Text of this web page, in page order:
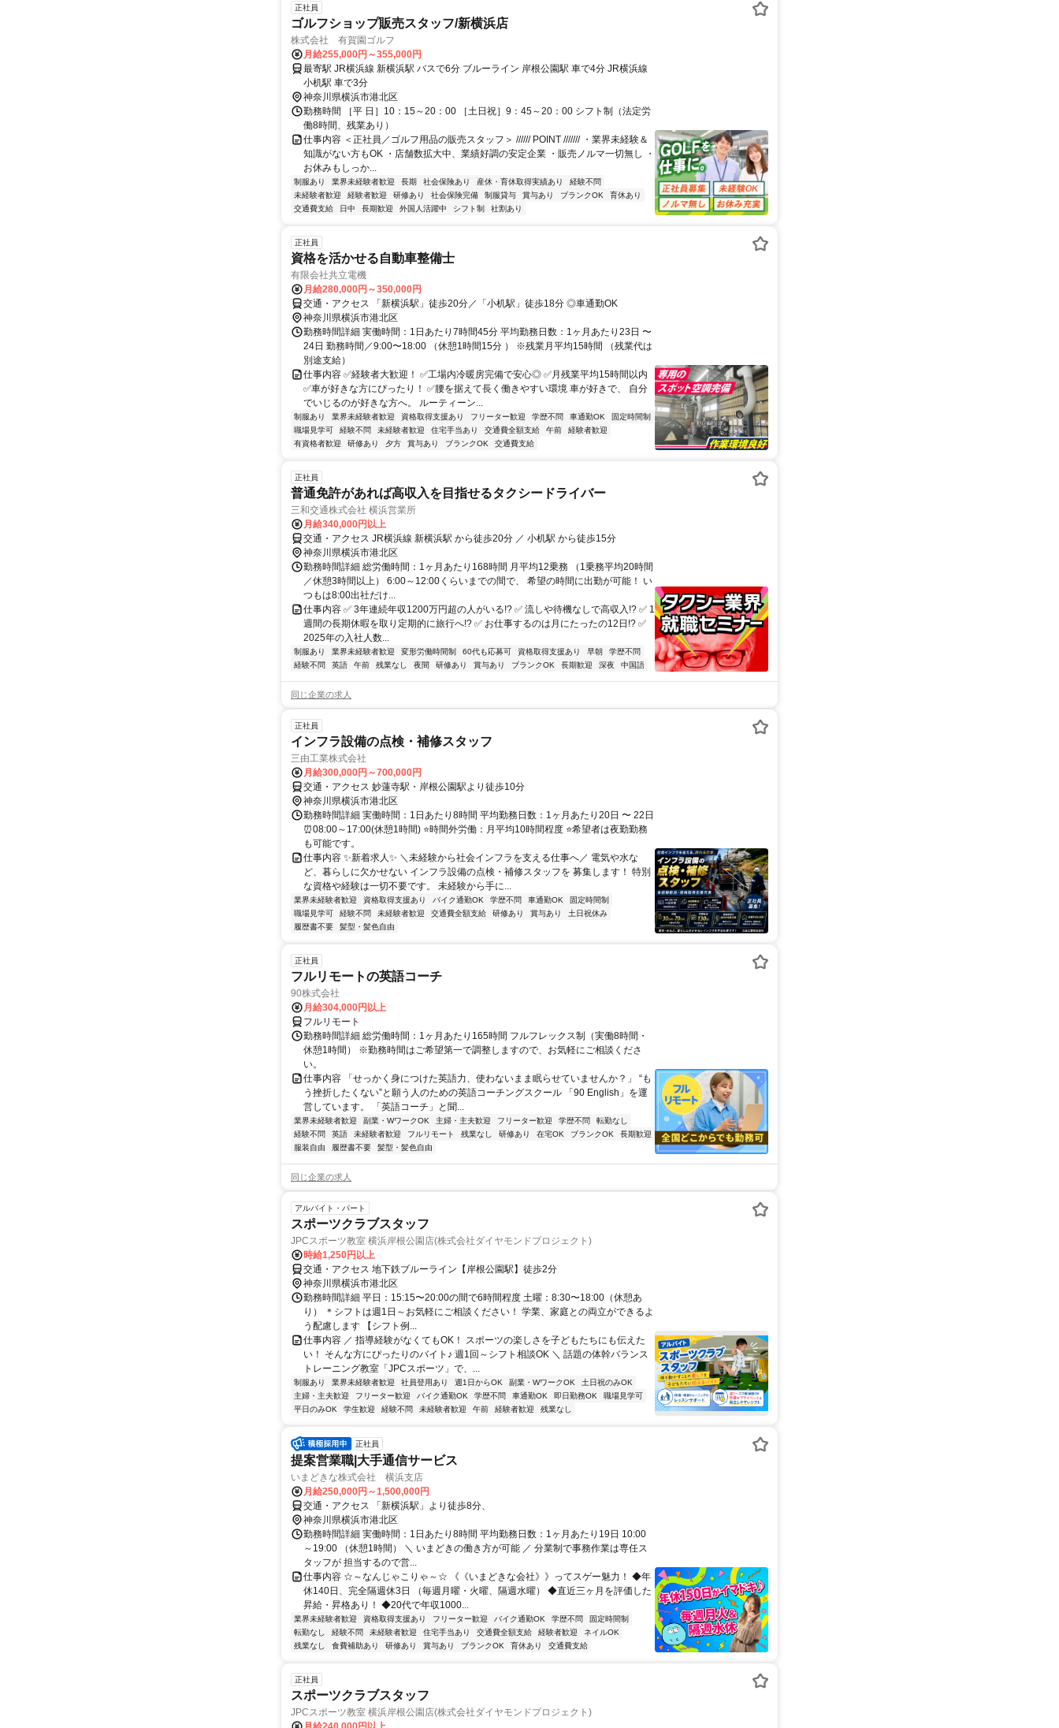
正社員
ゴルフショップ販売スタッフ/新横浜店
株式会社 有賀園ゴルフ
月給255,000円～355,000円
最寄駅 JR横浜線 新横浜駅 バスで6分 ブルーライン 岸根公園駅 車で4分 JR横浜線
小机駅 車で3分
神奈川県横浜市港北区
勤務時間 ［平 日］10：15～20：00 ［土日祝］9：45～20：00 シフト制（法定労
働8時間、残業あり）
仕事内容 ＜正社員／ゴルフ用品の販売スタッフ＞ ////// POINT /////// ・業界未経験＆
知識がない方もOK ・店舗数拡大中、業績好調の安定企業 ・販売ノルマ一切無し ・
お休みもしっか...
制服あり 業界未経験者歓迎 長期 社会保険あり 産休・育休取得実績あり
経験不問
未経験者歓迎
経験者歓迎 研修あり 社会保険完備 制服貸与 賞与あり ブランクOK
育休あり
交通費支給
日中 長期歓迎 外国人活躍中 シフト制 社割あり
正社員
資格を活かせる自動車整備士
有限会社共立電機
月給280,000円～350,000円
交通・アクセス 「新横浜駅」徒歩20分／「⼩机駅」徒歩18分 ◎車通勤OK
神奈川県横浜市港北区
勤務時間詳細 実働時間：1日あたり7時間45分 平均勤務日数：1ヶ月あたり23日 〜
24日 勤務時間／9:00〜18:00 （休憩1時間15分 ） ※残業⽉平均15時間 （残業代は
別途⽀給）
仕事内容 ✅経験者大歓迎！ ✅工場内冷暖房完備で安心◎ ✅月残業平均15時間以内
✅車が好きな方にぴったり！ ✅腰を据えて長く働きやすい環境 車が好きで、 自分
でいじるのが好きな方へ。 ルーティーン...
制服あり 業界未経験者歓迎 資格取得支援あり フリーター歓迎 学歴不問 車通勤OK
固定時間制
職場見学可
経験不問 未経験者歓迎 住宅手当あり 交通費全額支給 午前
経験者歓迎
有資格者歓迎
研修あり 夕方 賞与あり ブランクOK 交通費支給
正社員
普通免許があれば高収入を目指せるタクシードライバー
三和交通株式会社 横浜営業所
月給340,000円以上
交通・アクセス JR横浜線 新横浜駅 から徒歩20分 ／ 小机駅 から徒歩15分
神奈川県横浜市港北区
勤務時間詳細 総労働時間：1ヶ月あたり168時間 月平均12乗務 （1乗務平均20時間
／休憩3時間以上） 6:00～12:00くらいまでの間で、 希望の時間に出勤が可能！ い
つもは8:00出社だけ...
仕事内容 ✅ 3年連続年収1200万円超の人がいる!? ✅ 流しや待機なしで高収入!? ✅ 1
週間の長期休暇を取り定期的に旅行へ!? ✅ お仕事するのは月にたったの12日!? ✅
2025年の入社人数...
制服あり 業界未経験者歓迎 変形労働時間制 60代も応募可 資格取得支援あり 早朝
学歴不問
経験不問
英語 午前 残業なし 夜間 研修あり 賞与あり ブランクOK 長期歓迎 深夜 中国語
同じ企業の求人
正社員
インフラ設備の点検・補修スタッフ
三由工業株式会社
月給300,000円～700,000円
交通・アクセス 妙蓮寺駅・岸根公園駅より徒歩10分
神奈川県横浜市港北区
勤務時間詳細 実働時間：1日あたり8時間 平均勤務日数：1ヶ月あたり20日 〜 22日
⏰08:00～17:00(休憩1時間) ⭐時間外労働：月平均10時間程度 ⭐希望者は夜勤勤務
も可能です。
仕事内容 ✨新着求人✨ ＼未経験から社会インフラを支える仕事へ／ 電気や水な
ど、暮らしに欠かせない インフラ設備の点検・補修スタッフを 募集します！ 特別
な資格や経験は一切不要です。 未経験から手に...
業界未経験者歓迎 資格取得支援あり バイク通勤OK 学歴不問 車通勤OK
固定時間制
職場見学可
経験不問 未経験者歓迎 交通費全額支給 研修あり 賞与あり
土日祝休み
履歴書不要
髪型・髪色自由
正社員
フルリモートの英語コーチ
90株式会社
月給304,000円以上
フルリモート
勤務時間詳細 総労働時間：1ヶ月あたり165時間 フルフレックス制（実働8時間・
休憩1時間） ※勤務時間はご希望第一で調整しますので、お気軽にご相談くださ
い。
仕事内容 「せっかく身につけた英語力、使わないまま眠らせていませんか？」 “も
う挫折したくない”と願う人のための英語コーチングスクール 「90 English」を運
営しています。 「英語コーチ」と聞...
業界未経験者歓迎 副業・WワークOK 主婦・主夫歓迎 フリーター歓迎 学歴不問
転勤なし
経験不問
英語 未経験者歓迎 フルリモート 残業なし 研修あり 在宅OK ブランクOK
長期歓迎
服装自由
履歴書不要 髪型・髪色自由
同じ企業の求人
アルバイト・パート
スポーツクラブスタッフ
JPCスポーツ教室 横浜岸根公園店(株式会社ダイヤモンドプロジェクト)
時給1,250円以上
交通・アクセス 地下鉄ブルーライン【岸根公園駅】徒歩2分
神奈川県横浜市港北区
勤務時間詳細 平日：15:15〜20:00の間で6時間程度 土曜：8:30〜18:00（休憩あ
り） ＊シフトは週1日～お気軽にご相談ください！ 学業、家庭との両立ができるよ
う配慮します 【シフト例...
仕事内容 ／ 指導経験がなくてもOK！ スポーツの楽しさを子どもたちにも伝えた
い！ そんな方にぴったりのバイト♪ 週1回～シフト相談OK ＼ 話題の体幹バランス
トレーニング教室「JPCスポーツ」で、...
制服あり 業界未経験者歓迎 社員登用あり 週1日からOK 副業・WワークOK
土日祝のみOK
主婦・主夫歓迎
フリーター歓迎 バイク通勤OK 学歴不問 車通勤OK 即日勤務OK
職場見学可
平日のみOK
学生歓迎 経験不問 未経験者歓迎 午前 経験者歓迎 残業なし
正社員
提案営業職|大手通信サービス
いまどきな株式会社 横浜支店
月給250,000円～1,500,000円
交通・アクセス 「新横浜駅」より徒歩8分、
神奈川県横浜市港北区
勤務時間詳細 実働時間：1日あたり8時間 平均勤務日数：1ヶ月あたり19日 10:00
～19:00 （休憩1時間） ＼ いまどきの働き方が可能 ／ 分業制で事務作業は専任ス
タッフが 担当するので営...
仕事内容 ☆～なんじゃこりゃ～☆ 《《いまどきな会社》》ってスゲー魅力！ ◆年
休140日、完全隔週休3日 （毎週月曜・火曜、隔週水曜） ◆直近三ヶ月を評価した
昇給・昇格あり！ ◆20代で年収1000...
業界未経験者歓迎 資格取得支援あり フリーター歓迎 バイク通勤OK 学歴不問
固定時間制
転勤なし
経験不問 未経験者歓迎 住宅手当あり 交通費全額支給 経験者歓迎
ネイルOK
残業なし
食費補助あり 研修あり 賞与あり ブランクOK 育休あり 交通費支給
正社員
スポーツクラブスタッフ
JPCスポーツ教室 横浜岸根公園店(株式会社ダイヤモンドプロジェクト)